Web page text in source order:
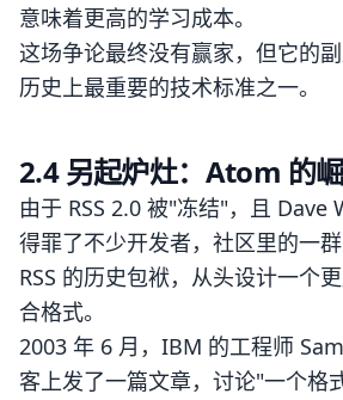
意味着更高的学习成本。
这场争论最终没有赢家，但它的
历史上最重要的技术标准之一。
2.4 另起炉灶：Atom 的
由于 RSS 2.0 被"冻结"，且 Dave
得罪了不少开发者，社区里的一
RSS 的历史包袱，从头设计一个
合格式。
2003 年 6 月，IBM 的工程师
客上发了一篇文章，讨论"一个格